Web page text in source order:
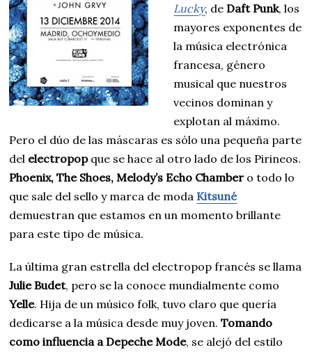
Lucky, de Daft Punk, los
mayores exponentes de
la música electrónica
francesa, género
musical que nuestros
vecinos dominan y
explotan al máximo.
Pero el dúo de las máscaras es sólo una pequeña parte
del electropopque se hace al otro lado de los Pirineos.
Phoenix, The Shoes, Melody’s Echo Chamber o todo lo
que sale del sello y marca de moda Kitsuné
demuestran que estamos en un momento brillante
para este tipo de música.
La última gran estrella del electropop francés se llama
Julie Budet, pero se la conoce mundialmente como
Yelle. Hija de un músico folk, tuvo claro que quería
dedicarse a la música desde muy joven.Tomando
como influencia a Depeche Mode, se alejó del estilo